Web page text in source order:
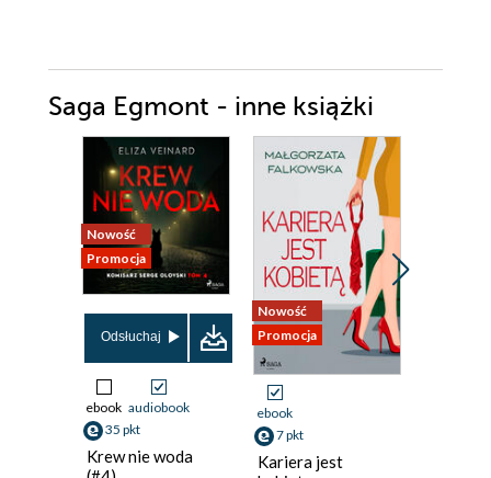
Saga Egmont - inne książki
Nowość
Promocja
Odsłuchaj
ebook audiobook
35 pkt
Krew nie woda
Nowość
Promocja
ebook
7 pkt
Kariera jest